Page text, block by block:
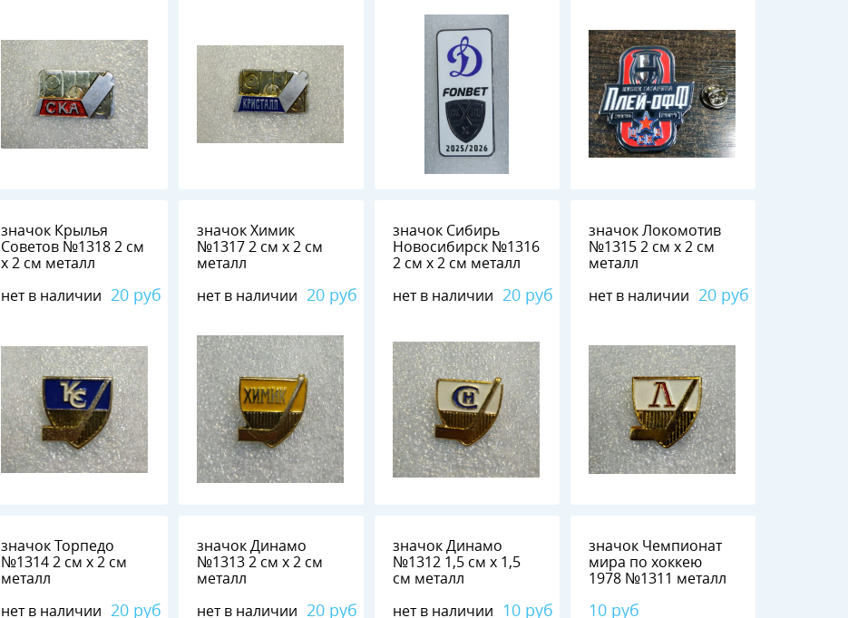
значок Крылья
Советов №1318 2 см
х 2 см металл
нет в наличии 20 руб
значок Химик
№1317 2 см х 2 см
металл
нет в наличии 20 руб
значок Сибирь
Новосибирск №1316
2 см х 2 см металл
нет в наличии 20 руб
значок Локомотив
№1315 2 см х 2 см
металл
нет в наличии 20 руб
значок Торпедо
№1314 2 см х 2 см
металл
нет в наличии 20 руб
значок Динамо
№1313 2 см х 2 см
металл
нет в наличии 20 руб
значок Динамо
№1312 1,5 см х 1,5
см металл
нет в наличии 10 руб
значок Чемпионат
мира по хоккею
1978 №1311 металл
10 руб